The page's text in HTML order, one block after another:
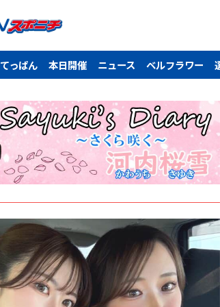
てっぱん 本日開催 ニュース ベルフラワー